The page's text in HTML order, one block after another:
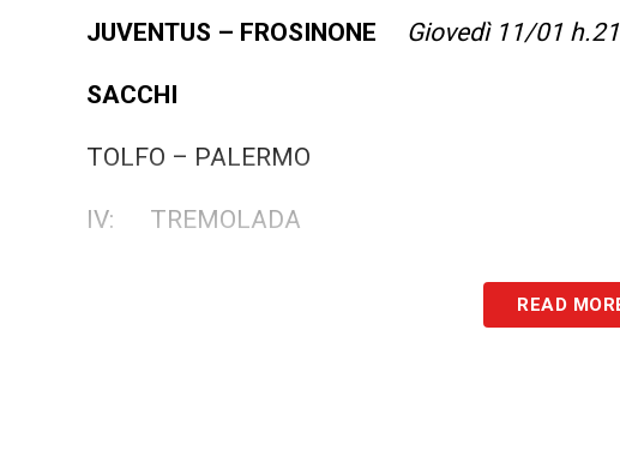
JUVENTUS – FROSINONE Giovedì 11/01
SACCHI
TOLFO – PALERMO
IV: TREMOLADA
READ